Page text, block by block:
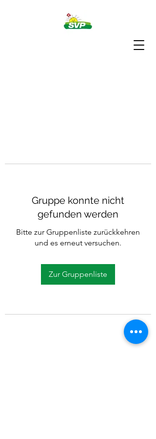
Gruppe konnte nicht
gefunden werden
Bitte zur Gruppenliste zurückkehren
und es erneut versuchen.
Zur Gruppenliste